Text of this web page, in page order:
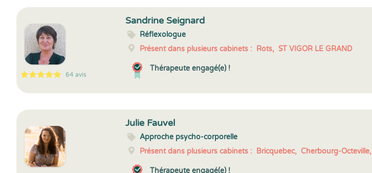
5
1
5
64 64 avis
Sandrine Seignard
Réflexologue
Présent dans plusieurs cabinets : Rots, ST VIGOR LE GRAND
Thérapeute engagé(e) !
Julie Fauvel
Approche psycho-corporelle
Présent dans plusieurs cabinets : Bricquebec, Cherbourg-Octeville,
Thérapeute engagé(e) !